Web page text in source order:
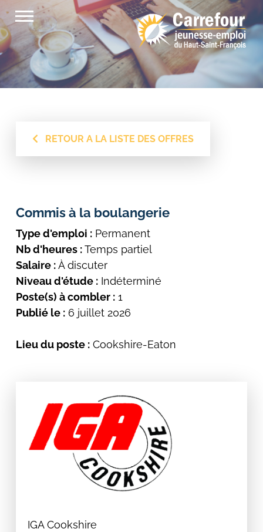
Passer
au
contenu
RETOUR A LA LISTE DES OFFRES
Commis à la boulangerie
Type d'emploi : Permanent
Nb d'heures :Temps partiel
Salaire :À discuter
Niveau d'étude : Indéterminé
Poste(s) à combler : 1
Publié le : 6 juillet 2026
Lieu du poste : Cookshire-Eaton
IGA Cookshire